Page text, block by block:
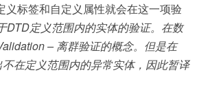
标签和自定义属性就会在这一项验
DTD定义范围内的实体的验证。在数
– 离群验证的概念。但是在
在定义范围内的异常实体，因此暂译